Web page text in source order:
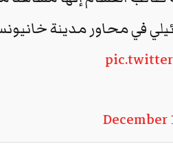
في محاور مدينة
December